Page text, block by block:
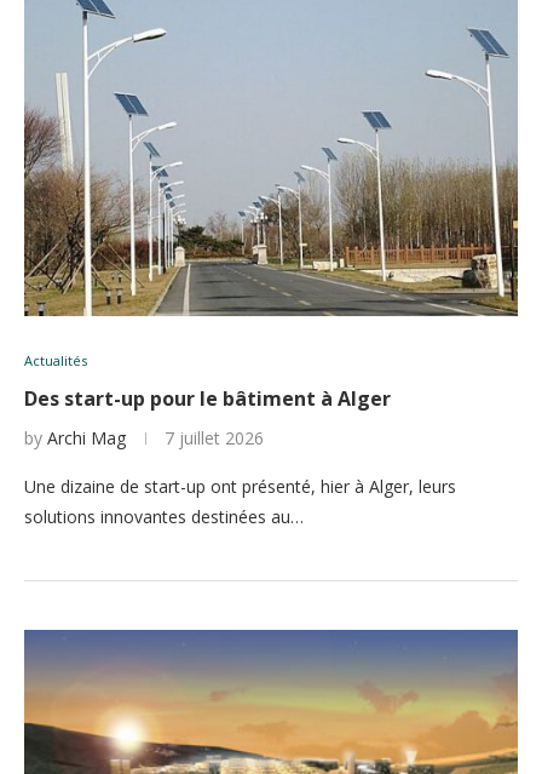
Actualités
Des start-up pour le bâtiment à Alger
by Archi Mag 7 juillet 2026
Une dizaine de start-up ont présenté, hier à Alger, leurs
solutions innovantes destinées au…